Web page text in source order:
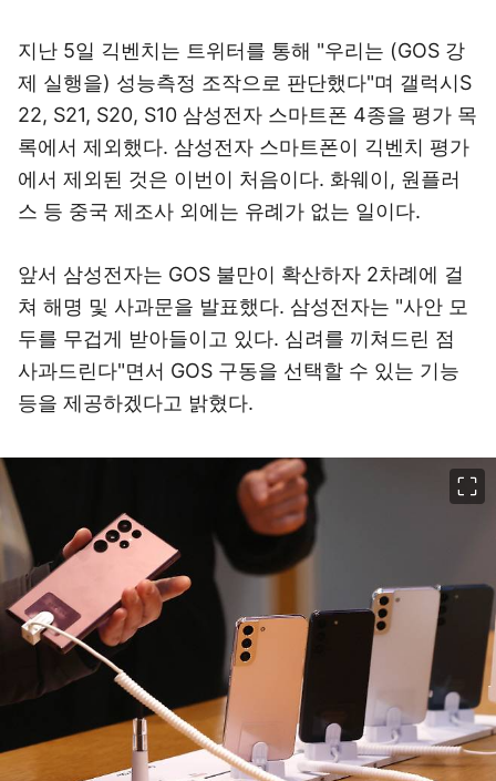
지난 5일 긱벤치는 트위터를 통해 "우리는 (GOS 강
제 실행을) 성능측정 조작으로 판단했다"며 갤럭시S
22, S21, S20, S10 삼성전자 스마트폰 4종을 평가 목
록에서 제외했다. 삼성전자 스마트폰이 긱벤치 평가
에서 제외된 것은 이번이 처음이다. 화웨이, 원플러
스 등 중국 제조사 외에는 유례가 없는 일이다.
앞서 삼성전자는 GOS 불만이 확산하자 2차례에 걸
쳐 해명 및 사과문을 발표했다. 삼성전자는 "사안 모
두를 무겁게 받아들이고 있다. 심려를 끼쳐드린 점
사과드린다"면서 GOS 구동을 선택할 수 있는 기능
등을 제공하겠다고 밝혔다.